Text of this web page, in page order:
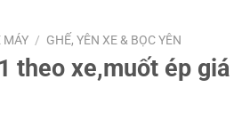
MÁY / GHẾ, YÊN XE & BỌC YÊN
theo xe,muốt ép